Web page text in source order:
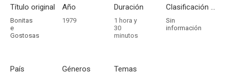
Título original
Bonitas
e
Gostosas
Año
1979
Duración
1 hora y
30
minutos
Clasificación por edades
Sin
información
País Géneros Temas